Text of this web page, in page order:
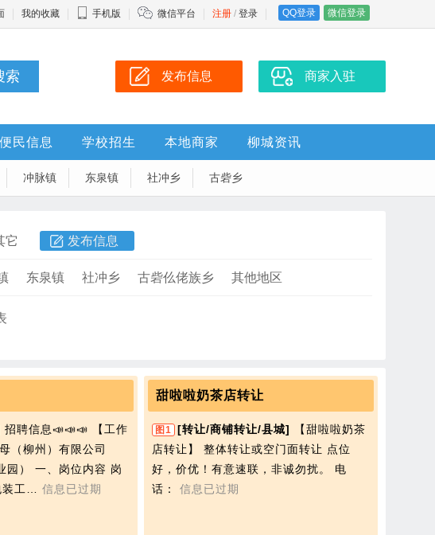
我的收藏 手机版 微信平台 注册 / 登录 QQ登录 微信登录
发布信息 商家入驻
便民信息 学校招生 本地商家 柳城资讯
冲脉镇 东泉镇 社冲乡 古砦乡
它 发布信息
东泉镇 社冲乡 古砦仫佬族乡 其他地区
招聘信息📣📣📣 【工作
（柳州）有限公司
园） 一、岗位内容 岗
装工… 信息已过期
甜啦啦奶茶店转让
图1 [转让/商铺转让/县城]
【甜啦啦奶茶
店转让】 整体转让或空门面转让 点位
好，价优！有意速联，非诚勿扰。 电
话： 信息已过期